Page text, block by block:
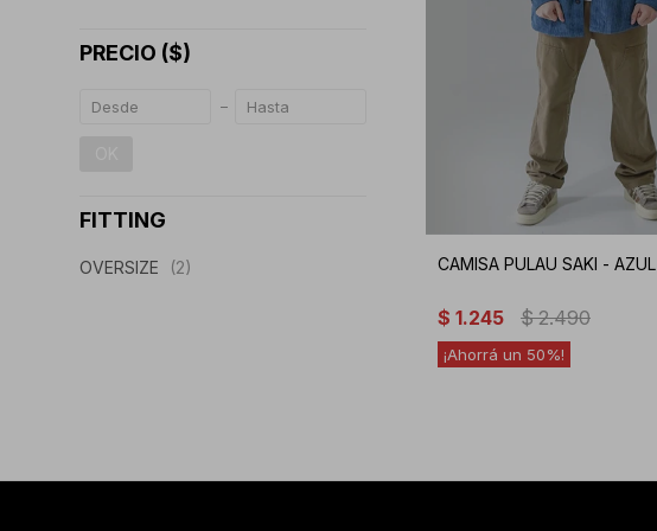
CAMISA PULAU SAKI - AZUL
$ 1.245 $ 2.490
50
PRECIO ($)
FITTING
OVERSIZE (2)